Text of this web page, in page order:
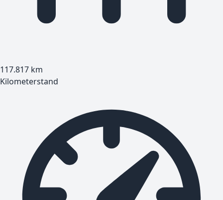
117.817 km
Kilometerstand